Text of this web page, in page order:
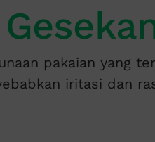
pakaian yang
iritasi dan